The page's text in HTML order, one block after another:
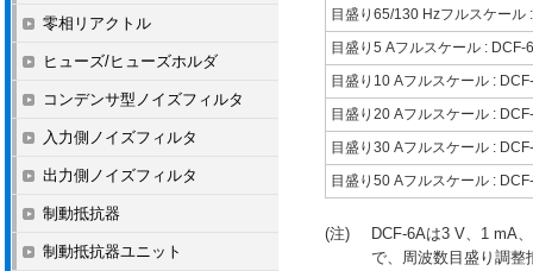
目盛り65/130 Hzフルスケール
目盛り5 Aフルスケール : DCF-
目盛り10 Aフルスケール :
目盛り20 Aフルスケール :
目盛り30 Aフルスケール :
目盛り50 Aフルスケール :
(注)
DCF-6Aは3 V、1 mA
で、周波数目盛り調整
零相リアクトル
ヒューズ/ヒューズホルダ
コンデンサ型ノイズフィルタ
入力側ノイズフィルタ
出力側ノイズフィルタ
制動抵抗器
制動抵抗器ユニット